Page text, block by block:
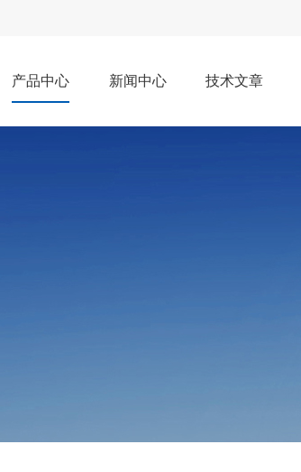
产品中心 新闻中心 技术文章